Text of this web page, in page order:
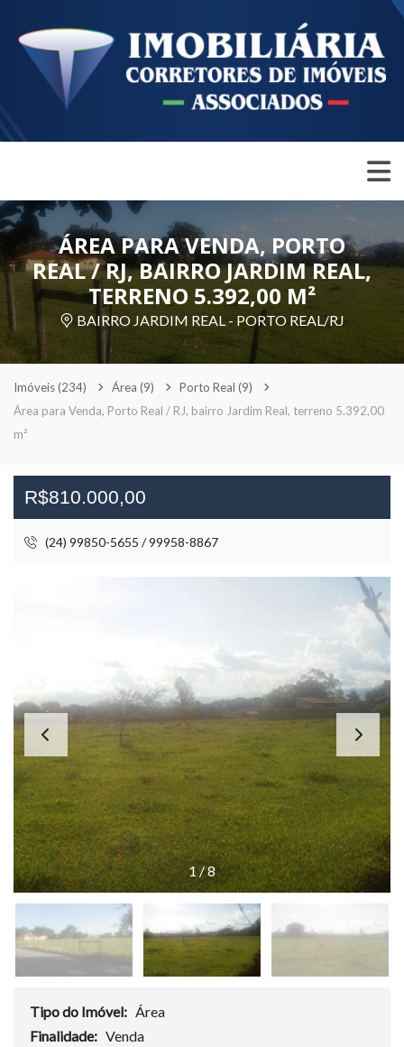
ÁREA PARA VENDA, PORTO
REAL / RJ, BAIRRO JARDIM REAL,
TERRENO 5.392,00 M²
BAIRRO JARDIM REAL - PORTO REAL/RJ
Imóveis(234) Área (9) Porto Real (9)
Área para Venda, Porto Real / RJ, bairro Jardim Real, terreno 5.392,00
m²
R$810.000,00
(24) 99850-5655 / 99958-8867
1/8
Tipo do Imóvel: Área
Finalidade: Venda